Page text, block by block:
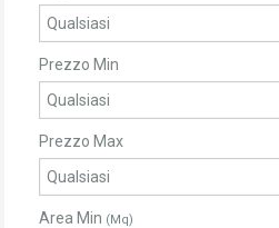
Prezzo Min
Prezzo Max
Area Min (Mq)